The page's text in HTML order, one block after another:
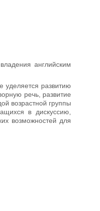
английским
уделяется развитию
речь, развитие
возрастной группы
в дискуссию,
возможностей для